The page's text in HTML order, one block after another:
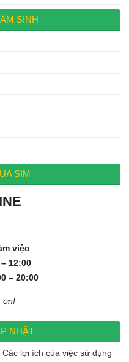
SINH
SIM
việc
– 12:00
– 20:00
ơn!
NHẬT
lợi ích của việc sử dụng